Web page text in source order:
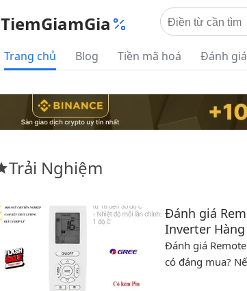
TiemGiamGia
Trang chủ Blog Tiền mã hoá Đánh giá
Trải Nghiệm
Đánh giá
Inverter
Đánh giá
có đáng mua?